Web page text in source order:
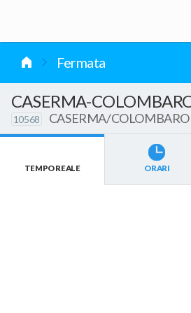
Fermata
CASERMA-
10568 CASERMA/COLOMBARO
TEMPO REALE ORARI